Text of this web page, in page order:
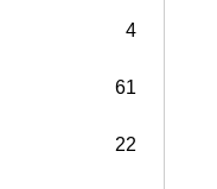
4
61
22